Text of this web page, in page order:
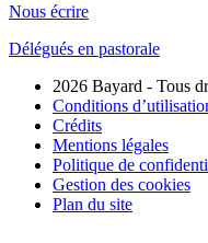
Nous écrire
Délégués en pastorale
2026 Bayard - Tous
Conditions
Crédits
Mentions légales
Politique de
Gestion des cookies
Plan du site